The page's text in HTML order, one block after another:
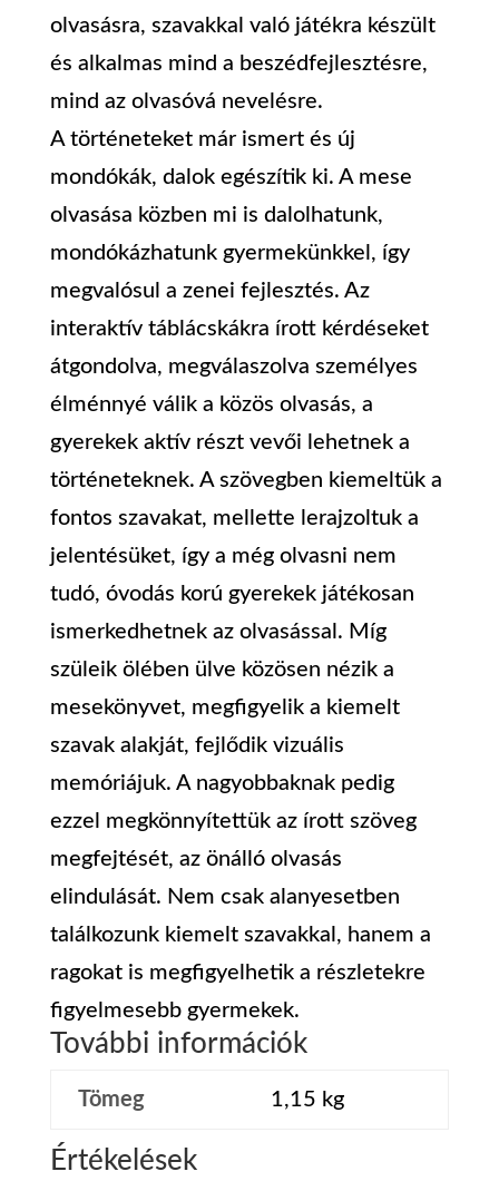
olvasásra, szavakkal való játékra készült
és alkalmas mind a beszédfejlesztésre,
mind az olvasóvá nevelésre.
A történeteket már ismert és új
mondókák, dalok egészítik ki. A mese
olvasása közben mi is dalolhatunk,
mondókázhatunk gyermekünkkel, így
megvalósul a zenei fejlesztés. Az
interaktív táblácskákra írott kérdéseket
átgondolva, megválaszolva személyes
élménnyé válik a közös olvasás, a
gyerekek aktív részt vevői lehetnek a
történeteknek. A szövegben kiemeltük a
fontos szavakat, mellette lerajzoltuk a
jelentésüket, így a még olvasni nem
tudó, óvodás korú gyerekek játékosan
ismerkedhetnek az olvasással. Míg
szüleik ölében ülve közösen nézik a
mesekönyvet, megfigyelik a kiemelt
szavak alakját, fejlődik vizuális
memóriájuk. A nagyobbaknak pedig
ezzel megkönnyítettük az írott szöveg
megfejtését, az önálló olvasás
elindulását. Nem csak alanyesetben
találkozunk kiemelt szavakkal, hanem a
ragokat is megfigyelhetik a részletekre
figyelmesebb gyermekek.
További információk
Tömeg 1,15 kg
Értékelések